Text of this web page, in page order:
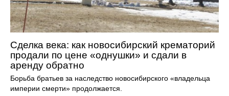
Сделка века: как новосибирский крематорий
продали по цене «однушки» и сдали в
аренду обратно
Борьба братьев за наследство новосибирского «владельца
империи смерти» продолжается.